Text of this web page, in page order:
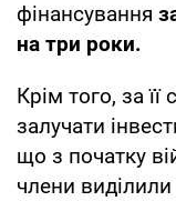
фінансування
на три роки.
Крім того, за
залучати
що з початку
члени